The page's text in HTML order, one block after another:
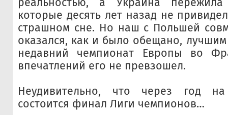
которые десять лет назад не
страшном сне. Но наш с Польшей
оказался, как и было обещано,
недавний чемпионат Европы во
впечатлений его не превзошел.
Неудивительно, что через год
состоится финал Лиги чемпионов…